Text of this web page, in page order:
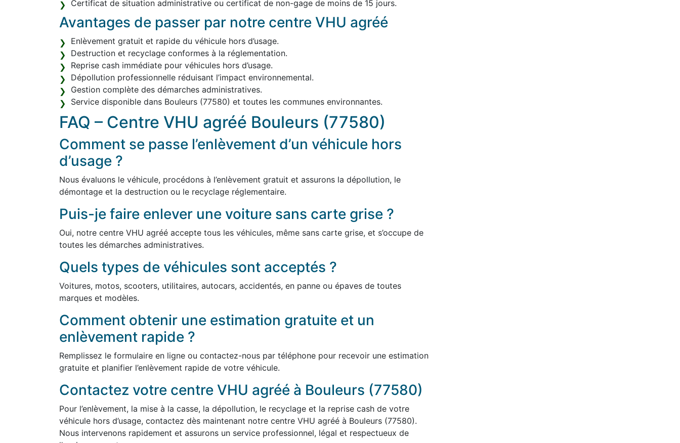
Certificat de situation administrative ou certificat de non-gage de moins de 15 jours.
Avantages de passer par notre centre VHU agréé
Enlèvement gratuit et rapide du véhicule hors d’usage.
Destruction et recyclage conformes à la réglementation.
Reprise cash immédiate pour véhicules hors d’usage.
Dépollution professionnelle réduisant l’impact environnemental.
Gestion complète des démarches administratives.
Service disponible dans Bouleurs (77580) et toutes les communes environnantes.
FAQ – Centre VHU agréé Bouleurs (77580)
Comment se passe l’enlèvement d’un véhicule hors
d’usage ?
Nous évaluons le véhicule, procédons à l’enlèvement gratuit et assurons la dépollution, le
démontage et la destruction ou le recyclage réglementaire.
Puis-je faire enlever une voiture sans carte grise ?
Oui, notre centre VHU agréé accepte tous les véhicules, même sans carte grise, et s’occupe de
toutes les démarches administratives.
Quels types de véhicules sont acceptés ?
Voitures, motos, scooters, utilitaires, autocars, accidentés, en panne ou épaves de toutes
marques et modèles.
Comment obtenir une estimation gratuite et un
enlèvement rapide ?
Remplissez le formulaire en ligne ou contactez-nous par téléphone pour recevoir une estimation
gratuite et planifier l’enlèvement rapide de votre véhicule.
Contactez votre centre VHU agréé à Bouleurs (77580)
Pour l’enlèvement, la mise à la casse, la dépollution, le recyclage et la reprise cash de votre
véhicule hors d’usage, contactez dès maintenant notre centre VHU agréé à Bouleurs (77580).
Nous intervenons rapidement et assurons un service professionnel, légal et respectueux de